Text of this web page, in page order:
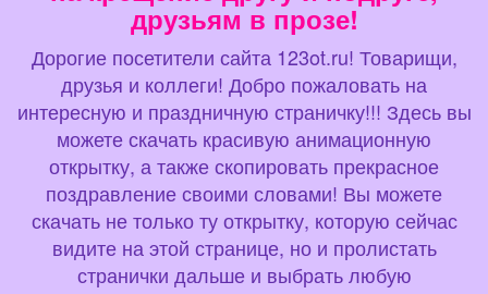
друзьям в прозе!
Дорогие посетители сайта 123ot.ru! Товарищи,
друзья и коллеги! Добро пожаловать на
интересную и праздничную страничку!!! Здесь вы
можете скачать красивую анимационную
открытку, а также скопировать прекрасное
поздравление своими словами! Вы можете
скачать не только ту открытку, которую сейчас
видите на этой странице, но и пролистать
странички дальше и выбрать любую